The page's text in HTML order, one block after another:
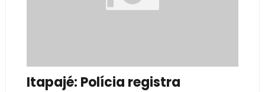
Itapajé: Polícia registra